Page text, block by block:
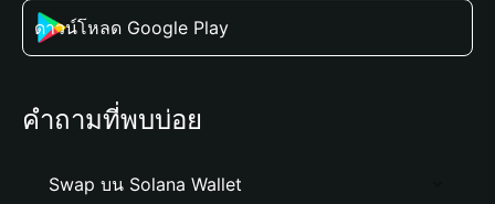
ดาวน์โหลด Google Play
คำถามที่พบบ่อย
Swap บน Solana Wallet